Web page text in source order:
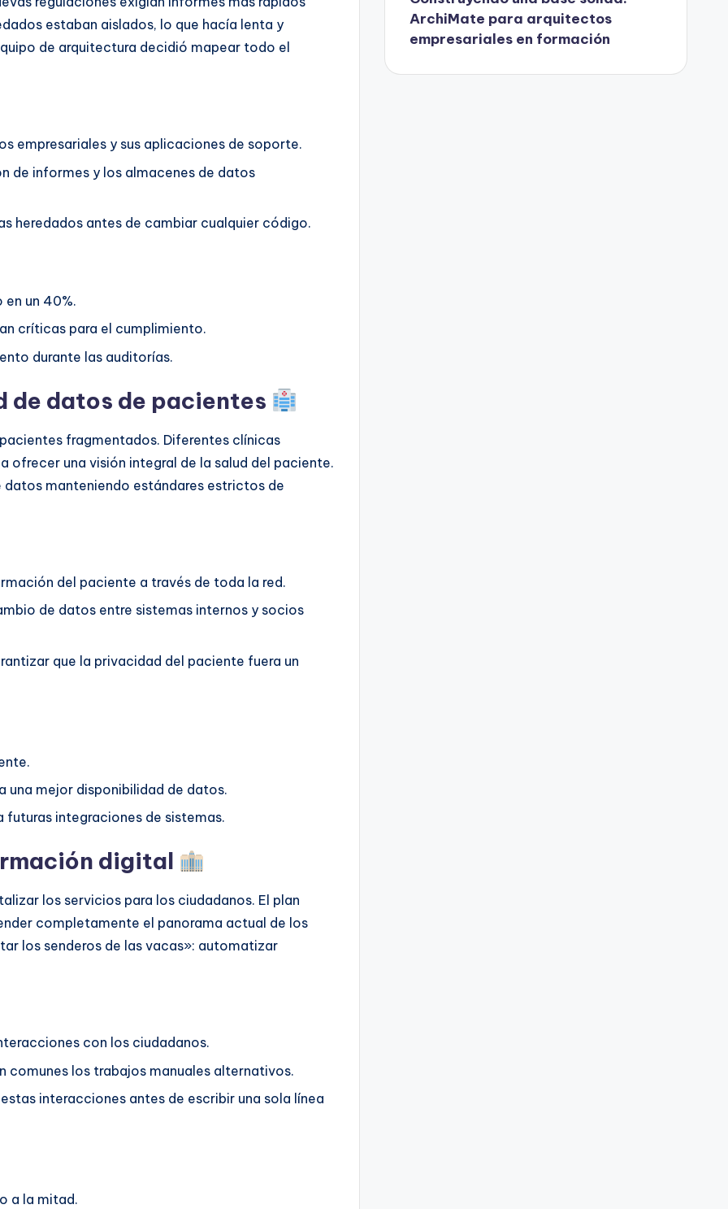
estaban aislados, lo que hacía lenta y
de arquitectura decidió mapear todo el
empresariales y sus aplicaciones de soporte.
de informes y los almacenes de datos
heredados antes de cambiar cualquier código.
un 40%.
críticas para el cumplimiento.
durante las auditorías.
de datos de pacientes
fragmentados. Diferentes clínicas
ofrecer una visión integral de la salud del paciente.
manteniendo estándares estrictos de
del paciente a través de toda la red.
de datos entre sistemas internos y socios
que la privacidad del paciente fuera un
una mejor disponibilidad de datos.
integraciones de sistemas.
digital
los servicios para los ciudadanos. El plan
completamente el panorama actual de los
los senderos de las vacas»: automatizar
con los ciudadanos.
comunes los trabajos manuales alternativos.
interacciones antes de escribir una sola línea
a la mitad.
ArchiMate para arquitectos
empresariales en formación